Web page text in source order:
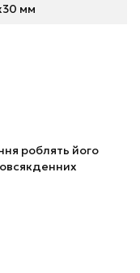
мм
роблять його